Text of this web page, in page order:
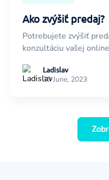
Ako zvýšiť predaj?
Potrebujete zvýšiť
konzultáciu vašej
Ladislav
30 June, 2023